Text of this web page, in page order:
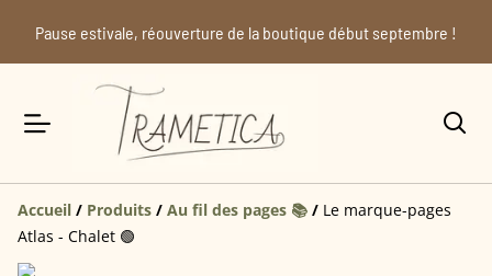
Pause estivale, réouverture de la boutique début septembre !
Accueil / Produits / Au fil des pages 📚 / Le marque-pages
Atlas - Chalet 🟢